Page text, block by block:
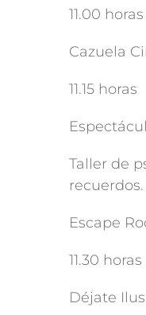
11.00
Cazuela
11.15 horas
Taller de
Escape
11.30 horas
Déjate